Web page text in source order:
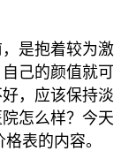
是抱着较为激
己的颜值就可
，应该保持淡
怎么样？今天
表的内容。